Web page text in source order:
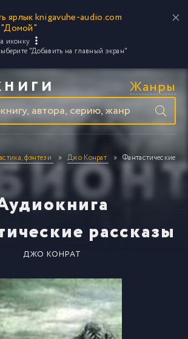
ярлык knigavuhe-audio.com
"Домой"
иконку
"Добавить на главный экран"
Жанры
фэнтези Джо Конрат
Фантастические
рассказы
ДЖО КОНРАТ